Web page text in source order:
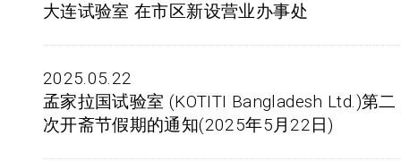
大连试验室 在市区新设营业办事处
2025.05.22
孟家拉国试验室 (KOTITI Bangladesh Ltd.)第二
次开斋节假期的通知(2025年5月22日)